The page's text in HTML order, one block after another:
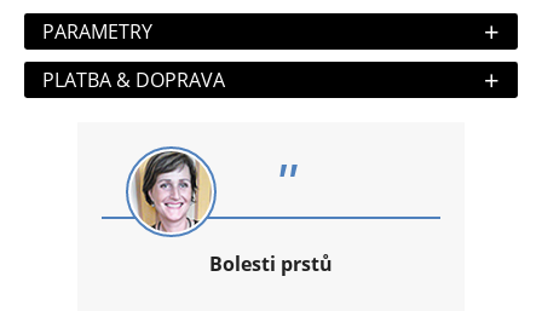
PARAMETRY +
PLATBA & DOPRAVA +
"
Bolesti prstů